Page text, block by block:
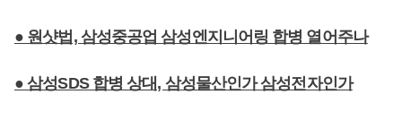
● 원샷법, 삼성중공업 삼성엔지니어링 합병 열어주나
● 삼성SDS 합병 상대, 삼성물산인가 삼성전자인가